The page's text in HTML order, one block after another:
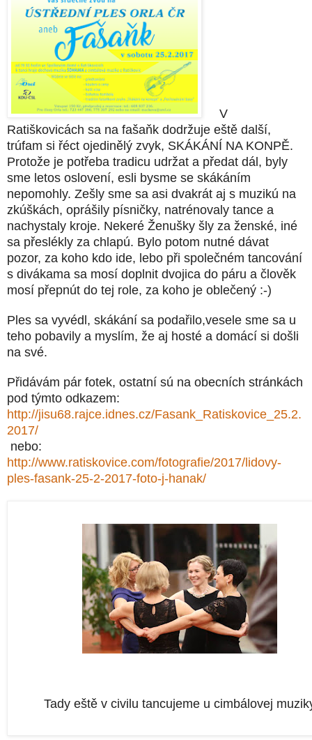
V
Ratiškovicách sa na fašaňk dodržuje eště další,
trúfam si řéct ojedinělý zvyk, SKÁKÁNÍ NA KONPĚ.
Protože je potřeba tradicu udržat a předat dál, byly
sme letos oslovení, esli bysme se skákáním
nepomohly. Zešly sme sa asi dvakrát aj s muzikú na
zkúškách, oprášily písničky, natrénovaly tance a
nachystaly kroje. Nekeré Ženušky šly za ženské, iné
sa přeslékly za chlapú. Bylo potom nutné dávat
pozor, za koho kdo ide, lebo při společném tancování
s divákama sa mosí doplnit dvojica do páru a člověk
mosí přepnút do tej role, za koho je oblečený :-)
Ples sa vyvédl, skákání sa podařilo,vesele sme sa u
teho pobavily a myslím, že aj hosté a domácí si došli
na své.
Přidávám pár fotek, ostatní sú na obecních stránkách
pod týmto odkazem:
http://jisu68.rajce.idnes.cz/Fasank_Ratiskovice_25.2.
2017/
nebo:
http://www.ratiskovice.com/fotografie/2017/lidovy-
ples-fasank-25-2-2017-foto-j-hanak/
Tady eště v civilu tancujeme u cimbálovej